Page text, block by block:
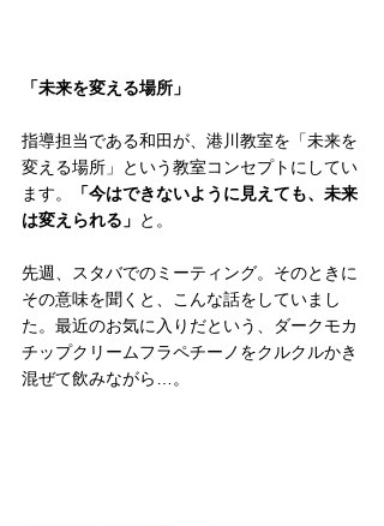
「未来を変える場所」
指導担当である和田が、港川教室を「未来を
変える場所」という教室コンセプトにしてい
ます。
「今はできないように見えても、未来
は変えられる」 と。
先週、スタバでのミーティング。そのときに
その意味を聞くと、こんな話をしていまし
た。最近のお気に入りだという、ダークモカ
チップクリームフラペチーノをクルクルかき
混ぜて飲みながら…。